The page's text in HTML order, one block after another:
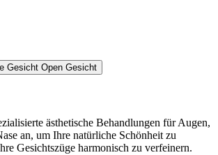
Gesicht Open Gesicht
ästhetische Behandlungen für Augen,
an, um Ihre natürliche Schönheit zu
Gesichtszüge harmonisch zu verfeinern.